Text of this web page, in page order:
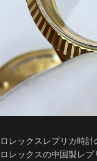
ロレックスレプリカ時
ロレックスの中国製レ